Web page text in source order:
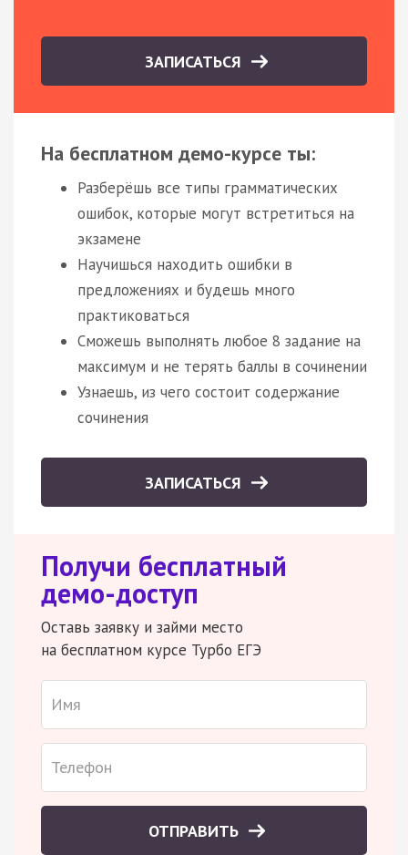
ЗАПИСАТЬСЯ
На бесплатном демо-курсе ты:
Разберёшь все типы грамматических
ошибок, которые могут встретиться на
экзамене
Научишься находить ошибки в
предложениях и будешь много
практиковаться
Сможешь выполнять любое 8 задание на
максимум и не терять баллы в сочинении
Узнаешь, из чего состоит содержание
сочинения
ЗАПИСАТЬСЯ
Получи бесплатный
демо-доступ
Оставь заявку и займи место
на бесплатном курсе Турбо ЕГЭ
ОТПРАВИТЬ